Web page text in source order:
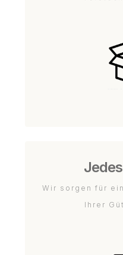
Wir sorgen für
Ihrer